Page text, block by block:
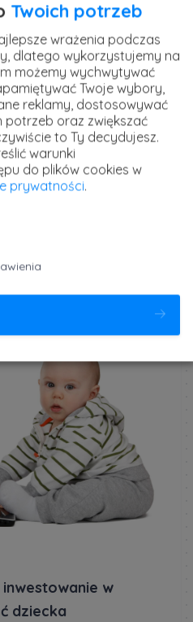
cyfrowa technologia
człowiekowi w coraz
Ta tendencja będzie
latach. Współczesny
odnajdywania się w
nowe technologie, a im
lepiej. Nauka
nowych technologii i
w
dziecka
Twoich potrzeb
wrażenia podczas
dlatego wykorzystujemy na
możemy wychwytywać
Twoje wybory,
reklamy, dostosowywać
potrzeb oraz zwiększać
to Ty decydujesz.
warunki
do plików cookies w
prywatności.